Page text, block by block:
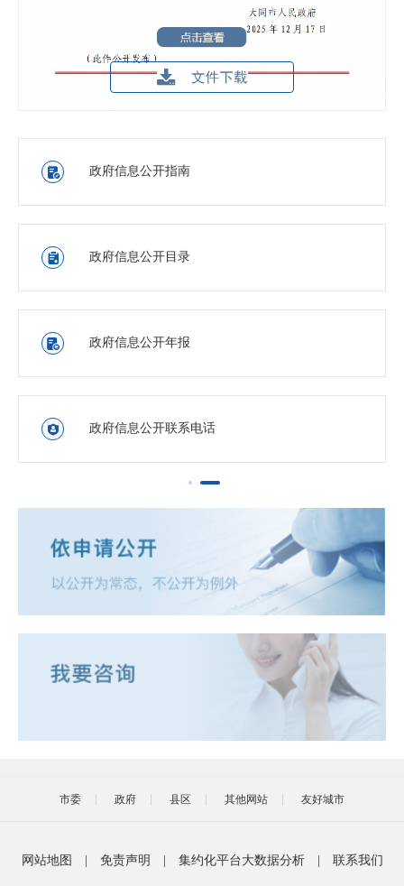
 政府信息公开指南
 政府信息公开目录
 政府信息公开年报
 政府信息公开联系电话
市委 政府 县区 其他网站 友好城市
网站地图 免责声明 集约化平台大数据分析 联系我们